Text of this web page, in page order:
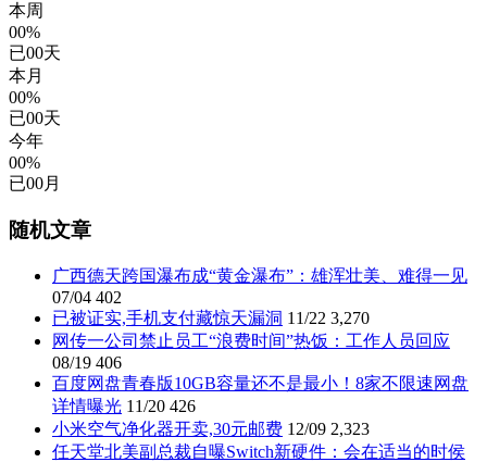
本周
00%
已00天
本月
00%
已00天
今年
00%
已00月
随机文章
广西德天跨国瀑布成“黄金瀑布”：雄浑壮美、难得一见
07/04 402
已被证实,手机支付藏惊天漏洞 11/22 3,270
网传一公司禁止员工“浪费时间”热饭：工作人员回应
08/19 406
百度网盘青春版10GB容量还不是最小！8家不限速网盘
详情曝光 11/20 426
小米空气净化器开卖,30元邮费 12/09 2,323
任天堂北美副总裁自曝Switch新硬件：会在适当的时侯